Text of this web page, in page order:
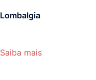
Lombalgia
Saiba mais